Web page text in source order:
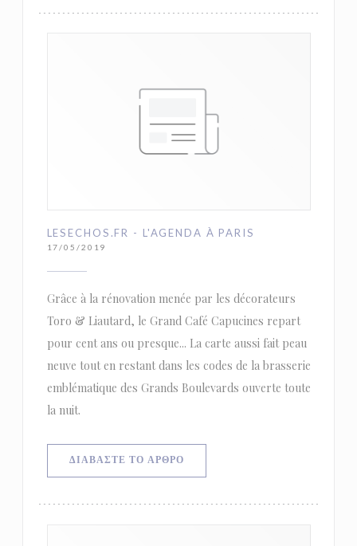
LESECHOS.FR - L'AGENDA À PARIS
17/05/2019
Grâce à la rénovation menée par les décorateurs
Toro & Liautard, le Grand Café Capucines repart
pour cent ans ou presque... La carte aussi fait peau
neuve tout en restant dans les codes de la brasserie
emblématique des Grands Boulevards ouverte toute
la nuit.
ΔΙΑΒΆΣΤΕ ΤΟ ΆΡΘΡΟ((ΑΝΟΊΓΕΙ ΣΕ ΝΈΟ ΠΑΡΆΘΥΡΟ))